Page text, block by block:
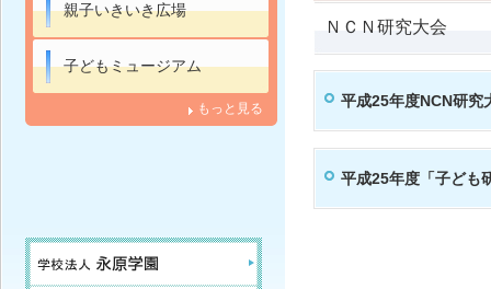
親子いきいき広場
子どもミュージアム
もっと見る
ＮＣＮ研究大会
平成25年度NCN研究
平成25年度「子ども